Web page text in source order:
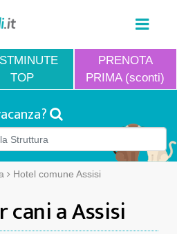
TOP
PRENOTA
PRIMA (sconti)
Hotel comune Assisi
cani a Assisi